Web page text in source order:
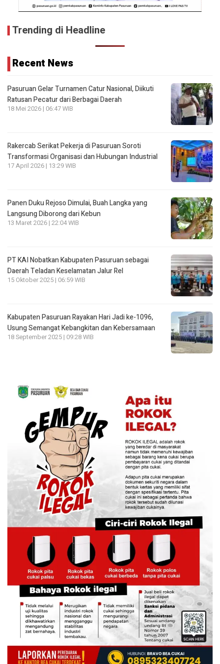
Trending di Headline
Recent News
Pasuruan Gelar Turnamen Catur Nasional, Diikuti
Ratusan Pecatur dari Berbagai Daerah
18 Mei 2026 | 06:47 WIB
Rakercab Serikat Pekerja di Pasuruan Soroti
Transformasi Organisasi dan Hubungan Industrial
17 April 2026 | 13:29 WIB
Panen Duku Rejoso Dimulai, Buah Langka yang
Langsung Diborong dari Kebun
13 Maret 2026 | 22:04 WIB
PT KAI Nobatkan Kabupaten Pasuruan sebagai
Daerah Teladan Keselamatan Jalur Rel
15 Oktober 2025 | 06:59 WIB
Kabupaten Pasuruan Rayakan Hari Jadi ke-1096,
Usung Semangat Kebangkitan dan Kebersamaan
18 September 2025 | 09:28 WIB